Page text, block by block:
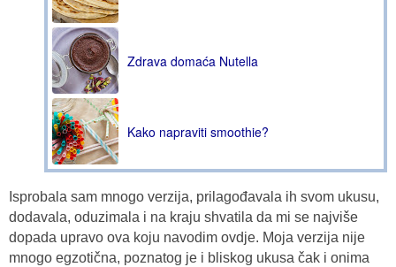
Zdrava domaća Nutella
Kako napraviti smoothie?
Isprobala sam mnogo verzija, prilagođavala ih svom ukusu,
dodavala, oduzimala i na kraju shvatila da mi se najviše
dopada upravo ova koju navodim ovdje. Moja verzija nije
mnogo egzotična, poznatog je i bliskog ukusa čak i onima